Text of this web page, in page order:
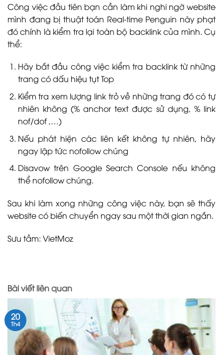
Công việc đầu tiên bạn cần làm khi nghi ngờ website
mình đang bị thuật toán Real-time Penguin này phạt
đó chính là kiểm tra lại toàn bộ backlink của mình. Cụ
thể:
Hãy bắt đầu công việc kiểm tra backlink từ những
trang có dấu hiệu tụt Top
Kiểm tra xem lượng link trỏ về những trang đó có tự
nhiên không (% anchor text được sử dụng, % link
nof/dof ,…)
Nếu phát hiện các liên kết không tự nhiên, hãy
ngay lập tức nofollow chúng
Disavow trên Google Search Console nếu không
thể nofollow chúng.
Sau khi làm xong những công việc này, bạn sẽ thấy
website có biến chuyển ngay sau một thời gian ngắn.
Sưu tầm: VietMoz
Bài viết liên quan
20
Th4